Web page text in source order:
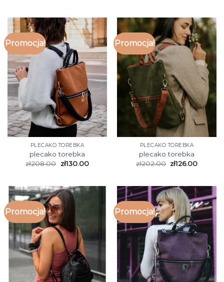
Promocja!
PLECAKO TOREBKA
plecako torebka
zł208.00 zł130.00
Promocja!
PLECAKO TOREBKA
plecako torebka
zł202.00 zł126.00
Promocja! Promocja!